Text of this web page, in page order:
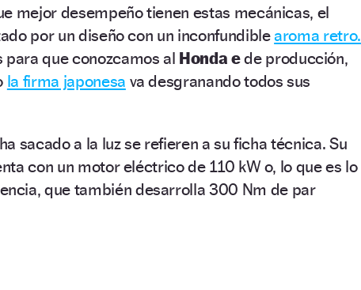
mejor desempeño tienen estas mecánicas, el
por un diseño con un inconfundiblearoma retro.
para que conozcamos al Honda ede producción,
la firma japonesa va desgranando todos sus
sacado a la luz se refieren a su ficha técnica. Su
con un motor eléctrico de 110 kW o, lo que es lo
que también desarrolla 300 Nm de par